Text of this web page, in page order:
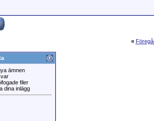
«
ämnen
filer
dina inlägg